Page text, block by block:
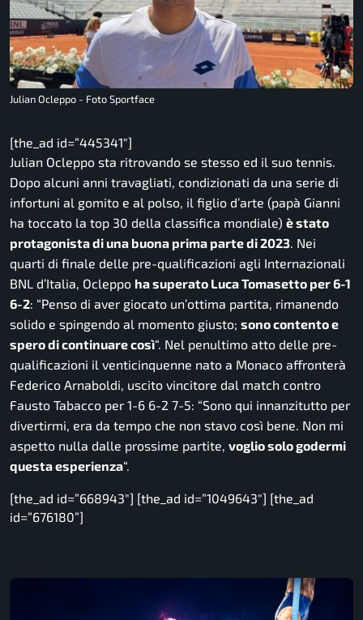
Julian Ocleppo - Foto Sportface
[the_ad id=”445341″]
Julian Ocleppo sta ritrovando se stesso ed il suo tennis.
Dopo alcuni anni travagliati, condizionati da una serie di
infortuni al gomito e al polso, il figlio d’arte (papà Gianni
ha toccato la top 30 della classifica mondiale) è stato
protagonista di una buona prima parte di 2023 . Nei
quarti di finale delle pre-qualificazioni agli Internazionali
BNL d’Italia, Ocleppo ha superato Luca Tomasetto per 6-1
6-2: “Penso di aver giocato un’ottima partita, rimanendo
solido e spingendo al momento giusto; sono contento e
spero di continuare così“. Nel penultimo atto delle pre-
qualificazioni il venticinquenne nato a Monaco affronterà
Federico Arnaboldi, uscito vincitore dal match contro
Fausto Tabacco per 1-6 6-2 7-5: “Sono qui innanzitutto per
divertirmi, era da tempo che non stavo così bene. Non mi
aspetto nulla dalle prossime partite, voglio solo godermi
questa esperienza“.
[the_ad id=”668943″] [the_ad id=”1049643″] [the_ad
id=”676180”]